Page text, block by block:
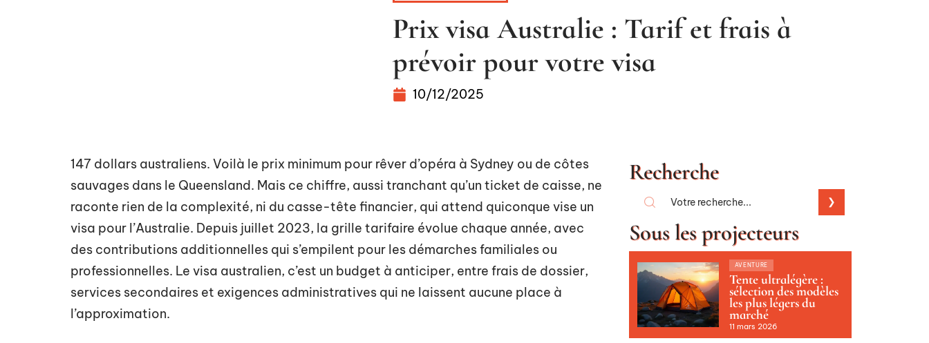
Prix visa Australie : Tarif et frais à
prévoir pour votre visa
10/12/2025
147 dollars australiens. Voilà le prix minimum pour rêver d’opéra à Sydney ou de côtes
sauvages dans le Queensland. Mais ce chiffre, aussi tranchant qu’un ticket de caisse, ne
raconte rien de la complexité, ni du casse-tête financier, qui attend quiconque vise un
visa pour l’Australie. Depuis juillet 2023, la grille tarifaire évolue chaque année, avec
des contributions additionnelles qui s’empilent pour les démarches familiales ou
professionnelles. Le visa australien, c’est un budget à anticiper, entre frais de dossier,
services secondaires et exigences administratives qui ne laissent aucune place à
l’approximation.
Recherche
Sous les projecteurs
AVENTURE
Tente ultralégère :
sélection des modèles
les plus légers du
marché
11 mars 2026